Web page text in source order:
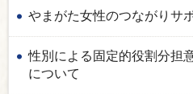
やまがた女性のつながりサ
性別による固定的役割分担
について